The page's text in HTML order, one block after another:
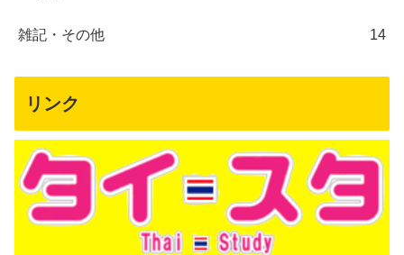
雑記・その他 14
リンク